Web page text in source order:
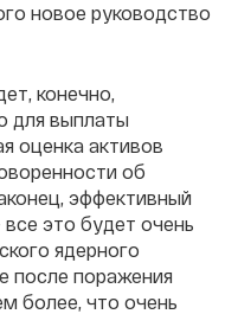
новое руководство
конечно,
для выплаты
оценка активов
об
эффективный
это будет очень
ядерного
после поражения
более, что очень